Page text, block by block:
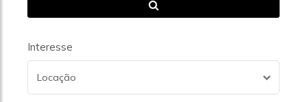
Interesse
Locação